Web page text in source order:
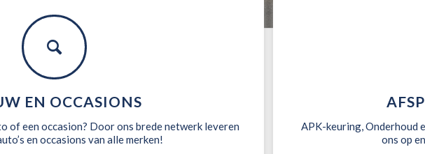
EN OCCASIONS
of een occasion? Door ons brede netwerk leveren
en occasions van alle merken!
APK-keuring, Onderhoud
ons op